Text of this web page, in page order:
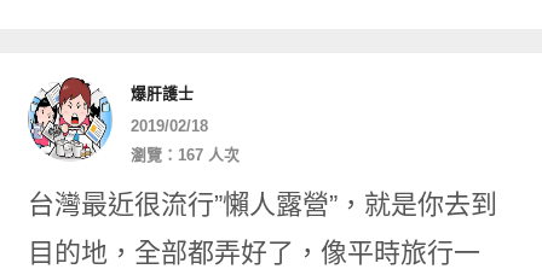
爆肝護士
2019/02/18
瀏覽：167 人次
台灣最近很流行”懶人露營”，就是你去到
目的地，全部都弄好了，像平時旅行一